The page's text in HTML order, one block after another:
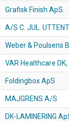
Grafisk Finish ApS
A/S C. JUL.
Weber & Poulsens
VAR Healthcare DK,
Foldingbox ApS
MAJGRENS A/S
DK-LAMINERING